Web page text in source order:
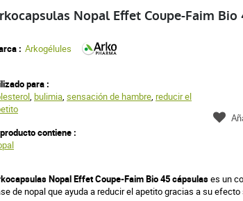
Nopal Effet Coupe-Faim Bio
: Arkogélules
para :
, bulimia, sensación de hambre, reducir el
contiene :
Nopal Effet Coupe-Faim Bio 45 cápsulases un
de nopal que ayuda a reducir el apetito gracias a su